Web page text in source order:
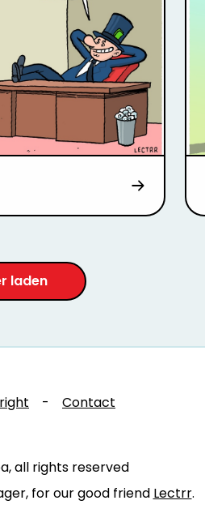
laden
- Contact
all rights reserved
for our good friend Lectrr.